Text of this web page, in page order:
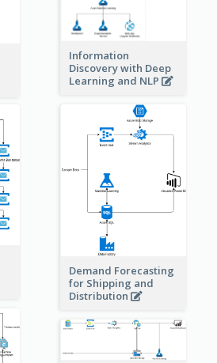
Information
Discovery with Deep
Learning and NLP
Demand Forecasting
for Shipping and
Distribution